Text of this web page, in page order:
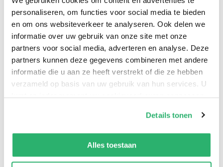
personaliseren, om functies voor social media te bieden
en om ons websiteverkeer te analyseren. Ook delen we
informatie over uw gebruik van onze site met onze
partners voor social media, adverteren en analyse. Deze
partners kunnen deze gegevens combineren met andere
informatie die u aan ze heeft verstrekt of die ze hebben
verzameld op basis van uw gebruik van hun services. U
kunt op ieder moment uw cookievoorkeuren aanpassen
We werken samen met13 derdendie uw gegevens
kunnen ontvangen en verwerken.
Details tonen
Alles toestaan
to play in the wind and splash in the rain. Can Weasel
learn to overcome his fears and find joy, whatever the
weather?
0|0